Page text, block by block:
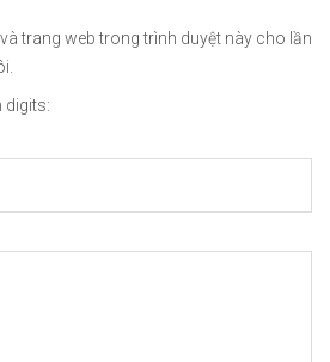
trang web trong trình duyệt này cho lần
digits: